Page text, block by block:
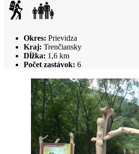
Okres: Prievidza
Kraj: Trenčiansky
Dĺžka: 1,6 km
Počet zastávok: 6